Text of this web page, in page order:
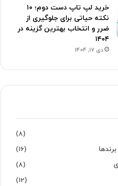
خرید لپ تاپ دست دوم؛ ۱۰
نکته حیاتی برای جلوگیری از
ضرر و انتخاب بهترین گزینه در
۱۴۰۴
دی 17, 1404
(8)
(16)
(8)
(12)